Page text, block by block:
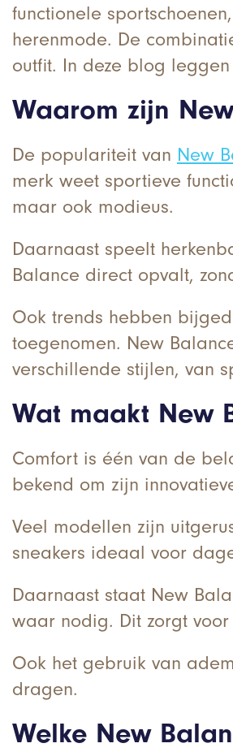
functionele
herenmode. De
outfit. In deze blog
Waarom zijn
De populariteit van New
merk weet sportieve
maar ook modieus.
Daarnaast speelt
Balance direct opvalt,
Ook trends hebben
toegenomen. New
verschillende stijlen, van
Wat maakt New
Comfort is één van de
bekend om zijn
Veel modellen zijn
sneakers ideaal voor
Daarnaast staat New
waar nodig. Dit zorgt
Ook het gebruik van
dragen.
Welke New